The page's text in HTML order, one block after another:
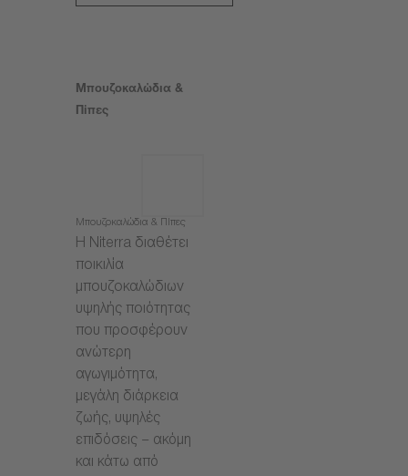
Μπουζοκαλώδια &
Πίπες
Μπουζοκαλώδια & Πίπες
Η Niterra διαθέτει
ποικιλία
μπουζοκαλώδιων
υψηλής ποιότητας
που προσφέρουν
ανώτερη
αγωγιμότητα,
μεγάλη διάρκεια
ζωής, υψηλές
επιδόσεις – ακόμη
και κάτω από